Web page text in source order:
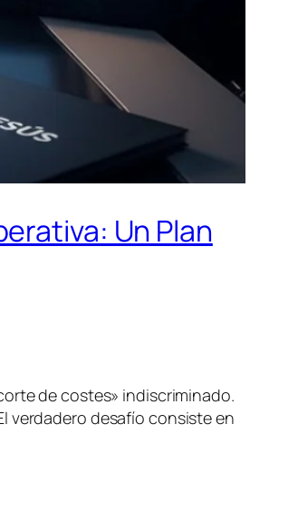
Un Plan
de costes» indiscriminado.
verdadero desafío consiste en